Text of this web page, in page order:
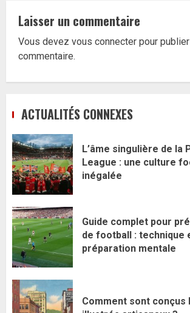
Laisser un commentaire
Vous devez vous connecter pour
commentaire.
ACTUALITÉS CONNEXES
L’âme singulière de la
League : une culture
inégalée
Guide complet pour
de football : technique
préparation mentale
Comment sont conçus